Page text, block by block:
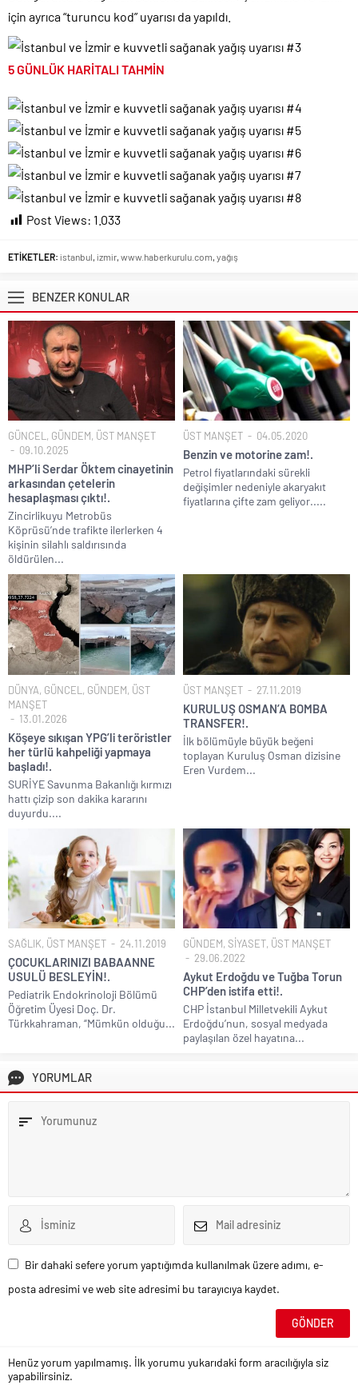
için ayrıca “turuncu kod” uyarısı da yapıldı.
5 GÜNLÜK HARİTALI TAHMİN
Post Views: 1.033
ETİKETLER: istanbul izmir www.haberkurulu.com yağış
BENZER KONULAR
GÜNCEL , GÜNDEM, ÜST MANŞET
09.10.2025
MHP’li Serdar Öktem cinayetinin
arkasından çetelerin
hesaplaşması çıktı!.
Zincirlikuyu Metrobüs
Köprüsü’nde trafikte ilerlerken 4
kişinin silahlı saldırısında
öldürülen...
ÜST MANŞET 04.05.2020
Benzin ve motorine zam!.
Petrol fiyatlarındaki sürekli
değişimler nedeniyle akaryakıt
fiyatlarına çifte zam geliyor.....
DÜNYA, GÜNCEL , GÜNDEM, ÜST
MANŞET
13.01.2026
Köşeye sıkışan YPG’li teröristler
her türlü kahpeliği yapmaya
başladı!.
SURİYE Savunma Bakanlığı kırmızı
hattı çizip son dakika kararını
duyurdu....
ÜST MANŞET 27.11.2019
KURULUŞ OSMAN’A BOMBA
TRANSFER!.
İlk bölümüyle büyük beğeni
toplayan Kuruluş Osman dizisine
Eren Vurdem...
SAĞLIK, ÜST MANŞET 24.11.2019
ÇOCUKLARINIZI BABAANNE
USULÜ BESLEYİN!.
Pediatrik Endokrinoloji Bölümü
Öğretim Üyesi Doç. Dr.
Türkkahraman, “Mümkün olduğu...
GÜNDEM, SİYASET, ÜST MANŞET
29.06.2022
Aykut Erdoğdu ve Tuğba Torun
CHP’den istifa etti!.
CHP İstanbul Milletvekili Aykut
Erdoğdu’nun, sosyal medyada
paylaşılan özel hayatına...
YORUMLAR
Bir dahaki sefere yorum yaptığımda kullanılmak üzere adımı, e-
posta adresimi ve web site adresimi bu tarayıcıya kaydet.
Henüz yorum yapılmamış. İlk yorumu yukarıdaki form aracılığıyla siz
yapabilirsiniz.